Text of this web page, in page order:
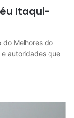
Itaqui-
do Melhores do
e autoridades que